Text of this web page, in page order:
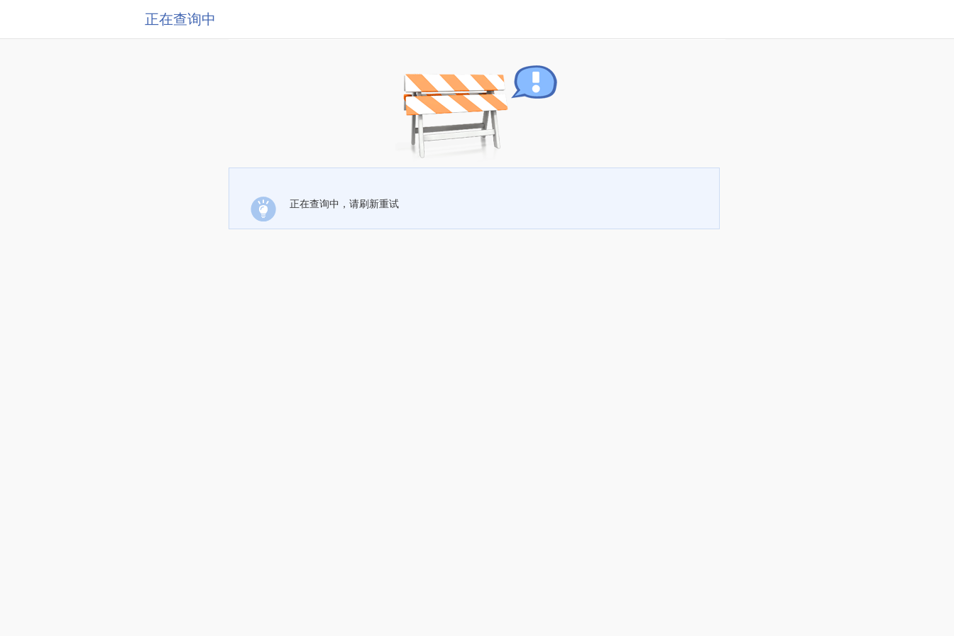
正在查询中
正在查询中，请刷新重试